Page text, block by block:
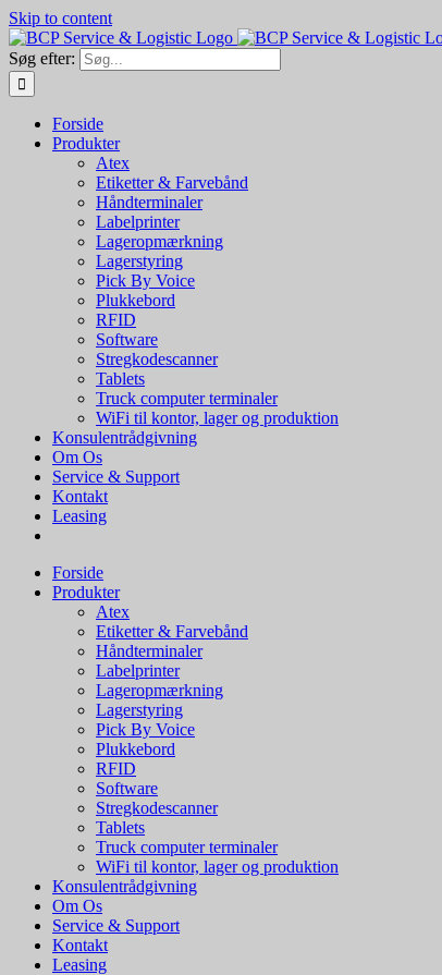
Skip to content
Søg efter:
Forside
Produkter
Atex
Etiketter & Farvebånd
Håndterminaler
Labelprinter
Lageropmærkning
Lagerstyring
Pick By Voice
Plukkebord
RFID
Software
Stregkodescanner
Tablets
Truck computer terminaler
WiFi til kontor, lager og produktion
Konsulentrådgivning
Om Os
Service & Support
Kontakt
Leasing
Forside
Produkter
Atex
Etiketter & Farvebånd
Håndterminaler
Labelprinter
Lageropmærkning
Lagerstyring
Pick By Voice
Plukkebord
RFID
Software
Stregkodescanner
Tablets
Truck computer terminaler
WiFi til kontor, lager og produktion
Konsulentrådgivning
Om Os
Service & Support
Kontakt
Leasing